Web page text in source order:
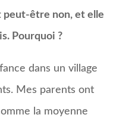
peut-être non, et elle
Pourquoi ?
dans un village
Mes parents ont
la moyenne